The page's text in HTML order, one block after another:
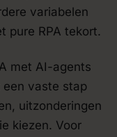
variabelen
pure RPA tekort.
met AI-agents
een vaste stap
uitzonderingen
kiezen. Voor